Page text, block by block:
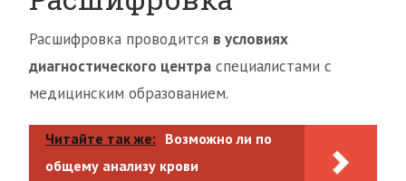
Расшифровка проводится в условиях
диагностического центра специалистами с
медицинским образованием.
Читайте так же: Возможно ли по
общему анализу крови